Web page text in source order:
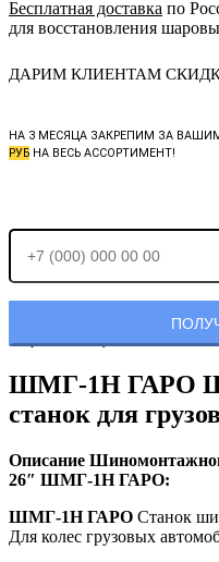
Бесплатная доставка по
для восстановления
ДАРИМ КЛИЕНТАМ
НА 3 МЕСЯЦА ЗАКРЕПИМ ЗА
РУБ НА ВЕСЬ АССОРТИМЕНТ!
Отправляя заявку, Вы соглашаетесь с
ШМГ-1Н ГАРО
станок для
Описание
26″ ШМГ-1Н ГАРО:
ШМГ-1Н ГАРО Станок
Для колес грузовых